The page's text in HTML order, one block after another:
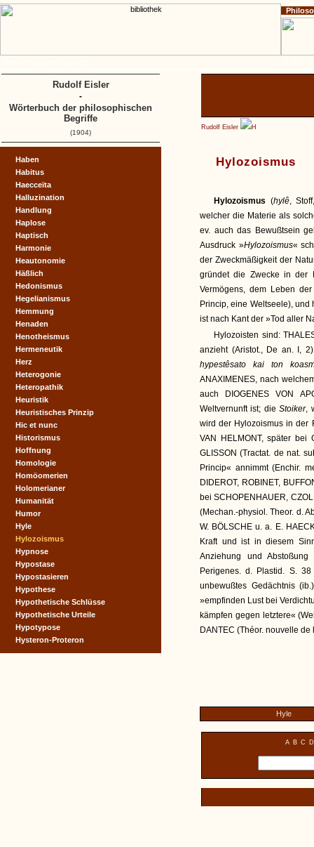
Rudolf Eisler H
Hylozoismus
Hylozoismus (hylê,
welcher die Materie als
ev. auch das Bewußtsein
Ausdruck »Hylozoismus«
der Zweckmäßigkeit der
gründet die Zwecke in der
Vermögens, dem Leben
Princip, eine Weltseele),
ist nach Kant der »Tod aller
Hylozoisten sind:
anzieht (Aristot., De an. I,
hypestêsato kai ton
ANAXIMENES, nach
auch DIOGENES VON
Weltvernunft ist; dieStoiker,
wird der Hylozoismus in der
VAN HELMONT, später bei
GLISSON (Tractat. de nat.
Princip« annimmt (Enchir.
DIDEROT, ROBINET,
bei SCHOPENHAUER,
(Mechan.-physiol. Theor. d.
W. BÖLSCHE u. a. E.
Kraft und ist in diesem
Anziehung und
Perigenes. d. Plastid. S.
unbewußtes Gedächtnis
»empfinden Lust bei
kämpfen gegen letztere«
DANTEC (Théor. nouvelle
Hyle
A B C D
Haben
Habitus
Haecceïta
Halluzination
Handlung
Haplose
Haptisch
Harmonie
Heautonomie
Häßlich
Hedonismus
Hegelianismus
Hemmung
Henaden
Henotheismus
Hermeneutik
Herz
Heterogonie
Heteropathik
Heuristik
Heuristisches Prinzip
Hic et nunc
Historismus
Hoffnung
Homologie
Homöomerien
Holomerianer
Humanität
Humor
Hyle
Hylozoismus
Hypnose
Hypostase
Hypostasieren
Hypothese
Hypothetische Schlüsse
Hypothetische Urteile
Hypotypose
Hysteron-Proteron
Rudolf Eisler
-
Wörterbuch der philosophischen
Begriffe
(1904)